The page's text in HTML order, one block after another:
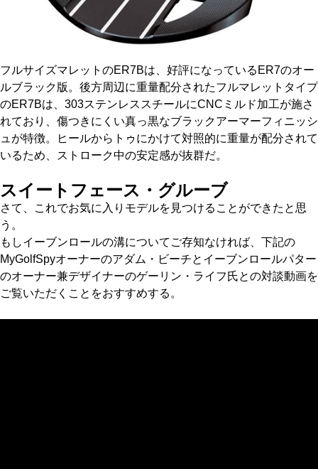
フルサイズマレットのER7Bは、好評になっているER7のオー
ルブラック版。後方周辺に重量配分されたフルマレットタイプ
のER7Bは、303ステンレススチールにCNCミルド加工が施さ
れており、傷つきにくい真っ黒なブラックアーマーフィニッシ
ュが特徴。ヒールからトゥにかけて対照的に重量が配分されて
いるため、ストローク中の安定感が抜群だ。
スイートフェース・グルーブ
さて、これでお気に入りモデルを見つけることができたと思
う。
もしイーブンロールの溝についてご存知なければ、下記の
MyGolfSpyオーナーのアダム・ビーチとイーブンロールパター
のオーナー兼デザイナーのゲーリン・ライフ氏との対談動画を
ご覧いただくことをおすすめする。